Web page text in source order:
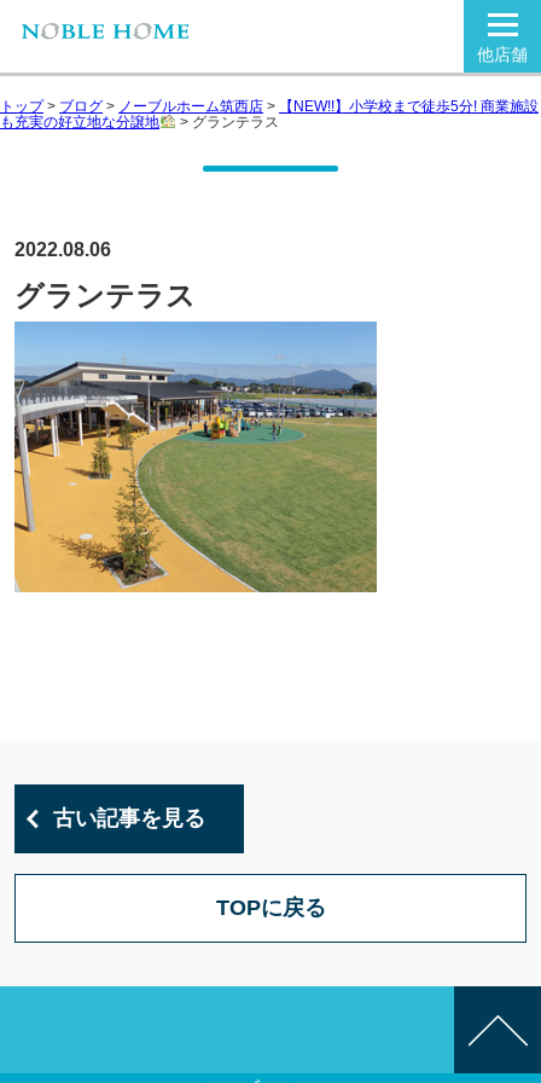
他店舗
トップ> ブログ > ノーブルホーム筑西店 >
【NEW!!】小学校まで徒歩5分! 商業施設
も充実の好立地な分譲地
> グランテラス
2022.08.06
グランテラス
古い記事を見る
TOPに戻る